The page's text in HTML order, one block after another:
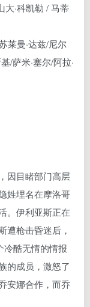
·科凯勒 / 马蒂
莱曼·达兹/尼尔
/萨米·塞尔/阿拉·
因目睹部门高层
姓埋名在摩洛哥
。伊利亚斯正在
遭枪击昏迷后，
酷无情的情报
的成员，激怒了
安娜合作，而乔